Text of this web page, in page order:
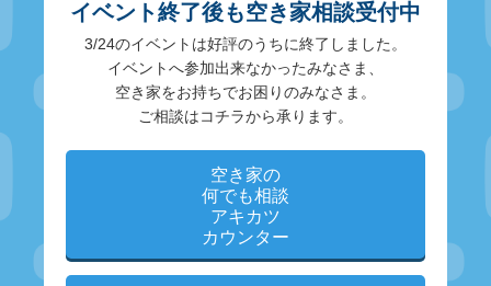
イベント終了後も空き家相談受付中
3/24のイベントは好評のうちに終了しました。
イベントへ参加出来なかったみなさま、
空き家をお持ちでお困りのみなさま。
ご相談はコチラから承ります。
空き家の
何でも相談
アキカツ
カウンター